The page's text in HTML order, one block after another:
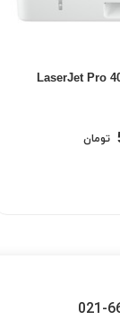
تومان
021-